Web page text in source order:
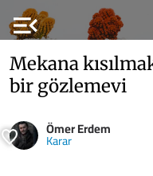
menu_open
Mekana
bir gözlemevi
Ömer Erdem
Karar